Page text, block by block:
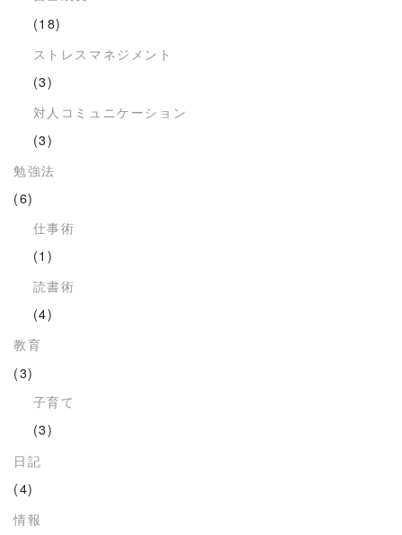
(18)
ストレスマネジメント
(3)
対人コミュニケーション
(3)
勉強法
(6)
仕事術
(1)
読書術
(4)
教育
(3)
子育て
(3)
日記
(4)
情報